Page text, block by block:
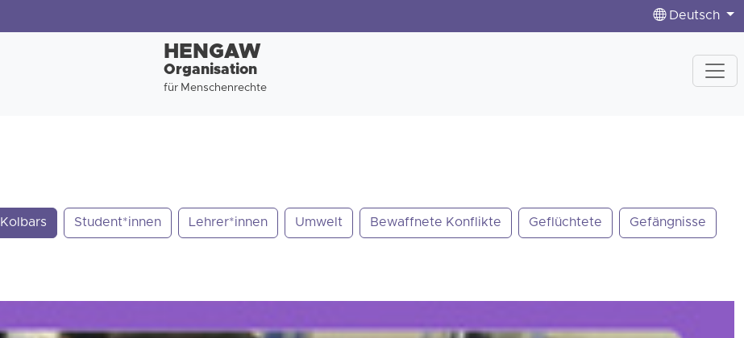
Deutsch
HENGAW
Organisation
für Menschenrechte
Kolbars Student*innen Lehrer*innen Umwelt Bewaffnete Konflikte Geflüchtete Gefängnisse